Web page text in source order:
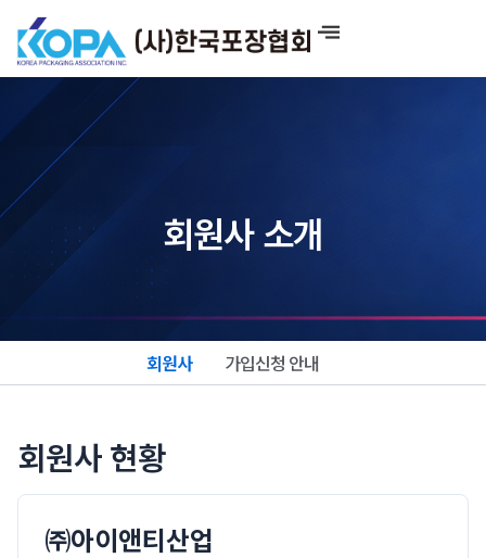
너
회원사 소개
회원사 가입신청 안내
회원사 현황
㈜아이앤티산업